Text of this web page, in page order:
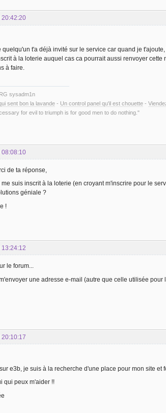
20:42:20
quelqu'un t'a déjà invité sur le service car quand je
à la loterie auquel cas ca pourrait aussi renvoyer
à faire.
sysadm1n
sent bon la lavande - Un control panel qu'il est chouette -
for evil to triumph is for good men to do nothing."
08:08:10
de ta réponse,
suis inscrit à la loterie (en croyant m'inscrire pour le
géniale ?
!
le forum...
une adresse e-mail (autre que celle utilisée pour
e3b, je suis à la recherche d'une place pour mon site
qui peux m'aider !!